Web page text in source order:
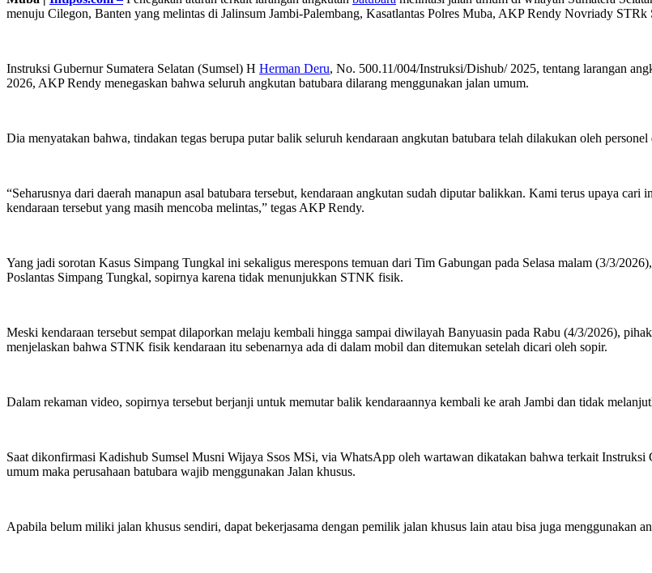
menuju Cilegon, Banten yang melintas di Jalinsum Jambi-Palembang, Kasatlantas Polres Muba, AKP Rendy Novriady STRk
Instruksi Gubernur Sumatera Selatan (Sumsel) H Herman Deru, No. 500.11/004/Instruksi/Dishub/ 2025, tentang larangan
2026, AKP Rendy menegaskan bahwa seluruh angkutan batubara dilarang menggunakan jalan umum.
Dia menyatakan bahwa, tindakan tegas berupa putar balik seluruh kendaraan angkutan batubara telah dilakukan oleh personel
“Seharusnya dari daerah manapun asal batubara tersebut, kendaraan angkutan sudah diputar balikkan. Kami terus upaya
kendaraan tersebut yang masih mencoba melintas,” tegas AKP Rendy.
Yang jadi sorotan Kasus Simpang Tungkal ini sekaligus merespons temuan dari Tim Gabungan pada Selasa malam (3/3/
Poslantas Simpang Tungkal, sopirnya karena tidak menunjukkan STNK fisik.
Meski kendaraan tersebut sempat dilaporkan melaju kembali hingga sampai diwilayah Banyuasin pada Rabu (4/3/2026),
menjelaskan bahwa STNK fisik kendaraan itu sebenarnya ada di dalam mobil dan ditemukan setelah dicari oleh sopir.
Dalam rekaman video, sopirnya tersebut berjanji untuk memutar balik kendaraannya kembali ke arah Jambi dan tidak
Saat dikonfirmasi Kadishub Sumsel Musni Wijaya Ssos MSi, via WhatsApp oleh wartawan dikatakan bahwa terkait
umum maka perusahaan batubara wajib menggunakan Jalan khusus.
Apabila belum miliki jalan khusus sendiri, dapat bekerjasama dengan pemilik jalan khusus lain atau bisa juga menggunakan